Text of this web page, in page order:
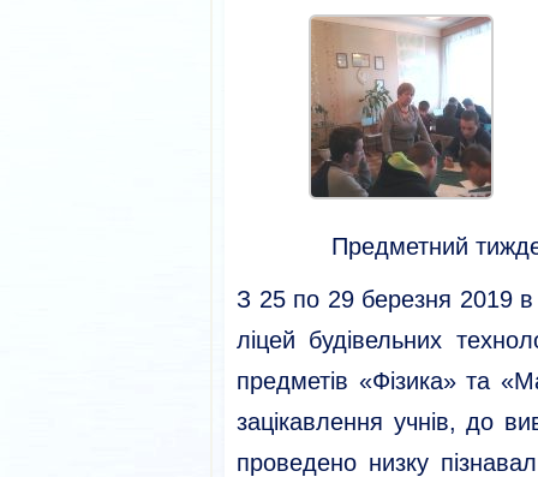
Предметний
З 25 по 29 березня 2019
ліцей будівельних
предметів «Фізика» та
зацікавлення учнів, до
проведено низку